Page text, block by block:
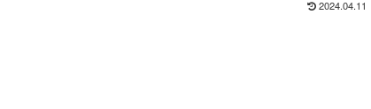
2024.04.11